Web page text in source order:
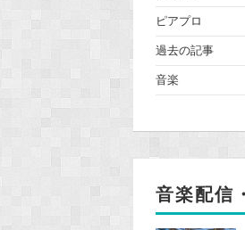
ピアプロ
過去の記事
音楽
音楽配信